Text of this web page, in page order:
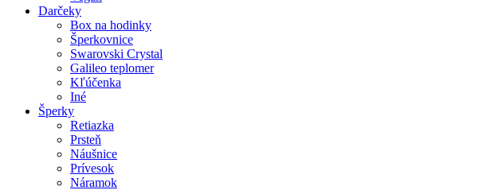
Darčeky
Box na hodinky
Šperkovnice
Swarovski Crystal
Galileo teplomer
Kľúčenka
Iné
Šperky
Retiazka
Prsteň
Náušnice
Prívesok
Náramok